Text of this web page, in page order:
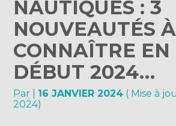
NAUTIQUES : 3
NOUVEAUTÉS À
CONNAÎTRE EN
DÉBUT 2024…
Par 16 JANVIER 2024 ( Mise à
2024)